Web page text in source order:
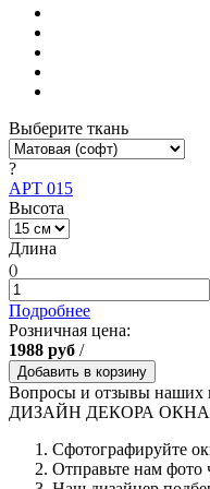
Выберите ткань
?
АРТ 015
Высота
Длина
()
Подробнее
Розничная цена:
1988 руб /
Добавить в корзину
Вопросы и отзывы наших
ДИЗАЙН ДЕКОРА
Сфотографируйте
Отправьте нам фото